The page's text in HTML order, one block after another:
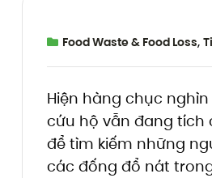
Food Waste & Food Loss,
Hiện hàng chục
cứu hộ vẫn đang tích
để tìm kiếm những
các đống đổ nát